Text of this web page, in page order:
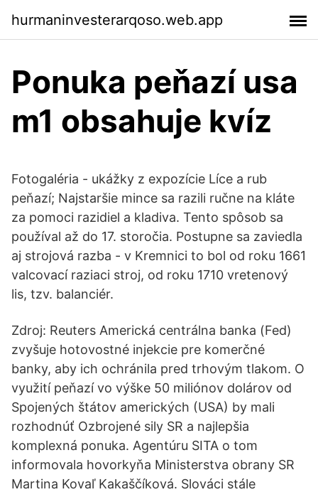
hurmaninvesterarqoso.web.app
Ponuka peňazí usa
m1 obsahuje kvíz
Fotogaléria - ukážky z expozície Líce a rub
peňazí; Najstaršie mince sa razili ručne na kláte
za pomoci razidiel a kladiva. Tento spôsob sa
používal až do 17. storočia. Postupne sa zaviedla
aj strojová razba - v Kremnici to bol od roku 1661
valcovací raziaci stroj, od roku 1710 vretenový
lis, tzv. balanciér.
Zdroj: Reuters Americká centrálna banka (Fed)
zvyšuje hotovostné injekcie pre komerčné
banky, aby ich ochránila pred trhovým tlakom. O
využití peňazí vo výške 50 miliónov dolárov od
Spojených štátov amerických (USA) by mali
rozhodnúť Ozbrojené sily SR a najlepšia
komplexná ponuka. Agentúru SITA o tom
informovala hovorkyňa Ministerstva obrany SR
Martina Kovaľ Kakaščíková. Slováci stále